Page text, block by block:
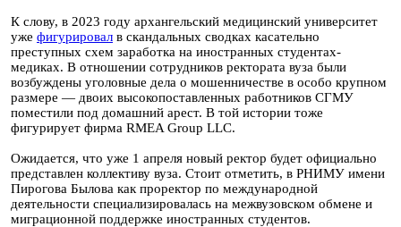
К слову, в 2023 году архангельский медицинский университет
уже фигурировал в скандальных сводках касательно
преступных схем заработка на иностранных студентах-
медиках. В отношении сотрудников ректората вуза были
возбуждены уголовные дела о мошенничестве в особо крупном
размере — двоих высокопоставленных работников СГМУ
поместили под домашний арест. В той истории тоже
фигурирует фирма RMEA Group LLC.
Ожидается, что уже 1 апреля новый ректор будет официально
представлен коллективу вуза. Стоит отметить, в РНИМУ имени
Пирогова Былова как проректор по международной
деятельности специализировалась на межвузовском обмене и
миграционной поддержке иностранных студентов.